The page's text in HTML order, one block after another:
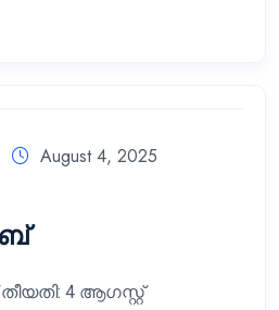
August 4, 2025
4 ആഗസ്റ്റ്